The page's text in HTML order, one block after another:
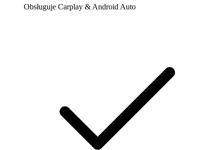
Obsługuje Carplay & Android Auto